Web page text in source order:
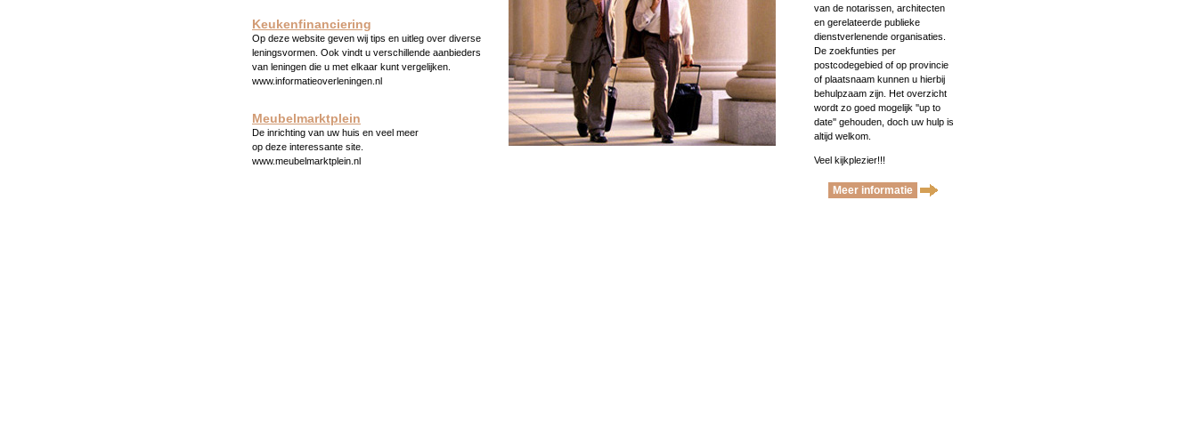
Keukenfinanciering
Op deze website geven wij tips en uitleg over diverse
leningsvormen. Ook vindt u verschillende aanbieders
van leningen die u met elkaar kunt vergelijken.
www.informatieoverleningen.nl
Meubelmarktplein
De inrichting van uw huis en veel meer
op deze interessante site.
www.meubelmarktplein.nl
van de notarissen, architecten
en gerelateerde publieke
dienstverlenende organisaties.
De zoekfunties per
postcodegebied of op provincie
of plaatsnaam kunnen u hierbij
behulpzaam zijn. Het overzicht
wordt zo goed mogelijk ''up to
date'' gehouden, doch uw hulp is
altijd welkom.
Veel kijkplezier!!!
Meer informatie